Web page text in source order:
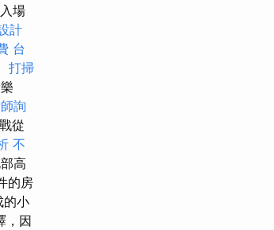
場
計
台
打掃
詢
從
不
高
的房
的小
，因